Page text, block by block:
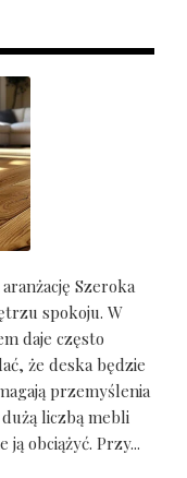
Szeroka
spokoju. W
daje często
że deska będzie
przemyślenia
liczbą mebli
obciążyć. Przy...